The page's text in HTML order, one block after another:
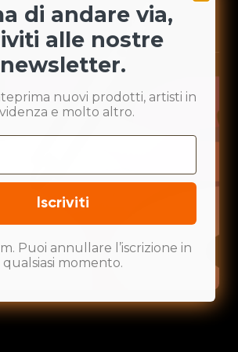
di andare via,
alle nostre
newsletter.
nuovi prodotti, artisti in
e molto altro.
Iscriviti
Puoi annullare l’iscrizione in
qualsiasi momento.